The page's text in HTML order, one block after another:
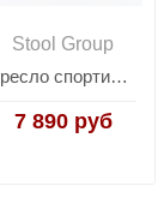
Stool Group
Кресло спортивное TopChairs Warden черно-белый
7 890 руб